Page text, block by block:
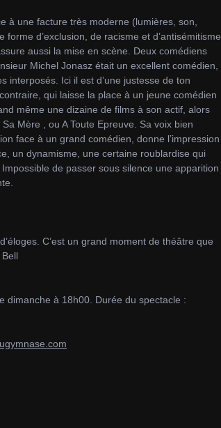
à une facture très moderne (lumières, son,
d’exclusion, de racisme et d’antisémitisme
aussi la mise en scène. Deux comédiens
Michel Jonasz était un excellent comédien,
Ici il est d’une justesse de ton
qui laisse la place à un jeune comédien
même une dizaine de films à son actif, alors
Mère , ou A Toute Epreuve. Sa voix bien
face à un grand comédien, donne l’impression
un dynamisme, une certaine roublardise qui
de passer sous silence une apparition
C’est un grand moment de théâtre que
dimanche à 18h00. Durée du spectacle :